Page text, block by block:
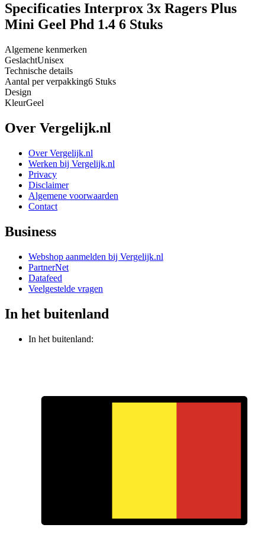
Specificaties Interprox 3x Ragers Plus
Mini Geel Phd 1.4 6 Stuks
Algemene kenmerken
GeslachtUnisex
Technische details
Aantal per verpakking6 Stuks
Design
KleurGeel
Over Vergelijk.nl
Over Vergelijk.nl
Werken bij Vergelijk.nl
Privacy
Disclaimer
Algemene voorwaarden
Contact
Business
Webshop aanmelden bij Vergelijk.nl
PartnerNet
Datafeed
Veelgestelde vragen
In het buitenland
In het buitenland: